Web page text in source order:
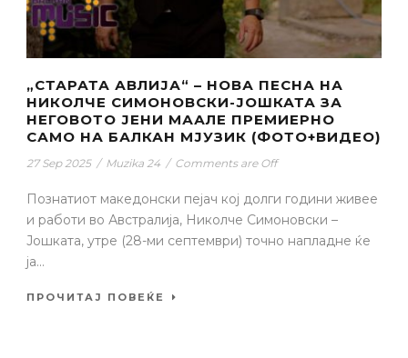
„СТАРАТА АВЛИЈА“ – НОВА ПЕСНА НА
НИКОЛЧЕ СИМОНОВСКИ-ЈОШКАТА ЗА
НЕГОВОТО ЈЕНИ МААЛЕ ПРЕМИЕРНО
САМО НА БАЛКАН МЈУЗИК (ФОТО+ВИДЕО)
27 Sep 2025 / Muzika 24 / Comments are Off
Познатиот македонски пејач кој долги години живее
и работи во Австралија, Николче Симоновски –
Јошката, утре (28-ми септември) точно напладне ќе
ја...
ПРОЧИТАЈ ПОВЕЌЕ